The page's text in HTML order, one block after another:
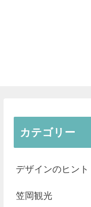
カテゴリー
デザインのヒント
笠岡観光